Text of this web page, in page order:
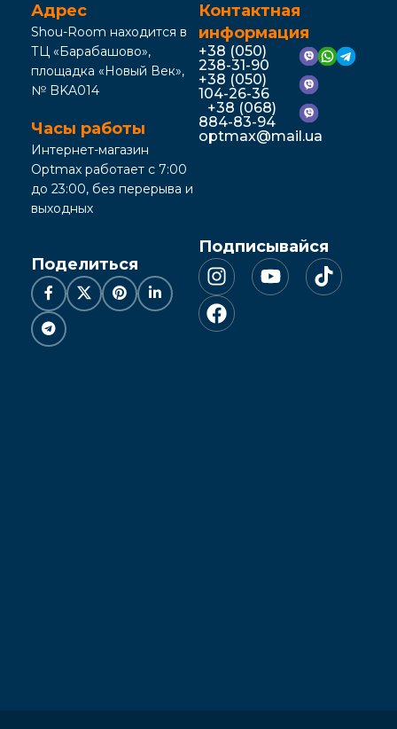
Адрес
Shou-Room находится в
ТЦ «Барабашово»,
площадка «Новый Век»,
№ BKA014
Часы работы
Интернет-магазин
Optmax работает с 7:00
до 23:00, без перерыва и
выходных
Контактная
информация
+38 (050)
238-31-90
+38 (050)
104-26-36
+38 (068)
884-83-94
optmax@mail.ua
Поделиться
Подписывайся